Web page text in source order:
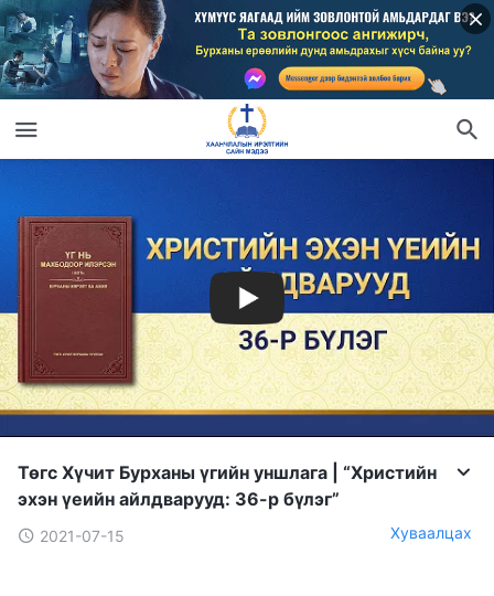
Төгс Хүчит Бурханы үгийн уншлага | “Христийн
эхэн үеийн айлдварууд: 36-р бүлэг”
2021-07-15 Хуваалцах